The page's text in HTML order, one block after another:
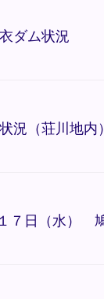
ダム状況
（荘川地内）
７日（水）